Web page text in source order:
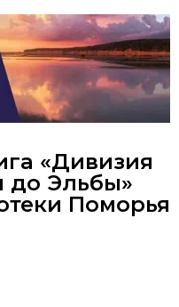
«Дивизия
до Эльбы»
Поморья